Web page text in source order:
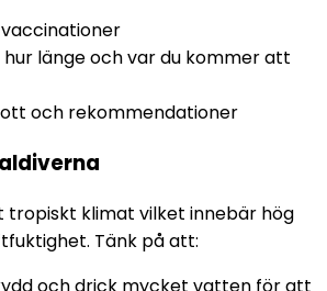
länge och var du kommer att
och rekommendationer
tropiskt klimat vilket innebär hög
Tänk på att:
och drick mycket vatten för att